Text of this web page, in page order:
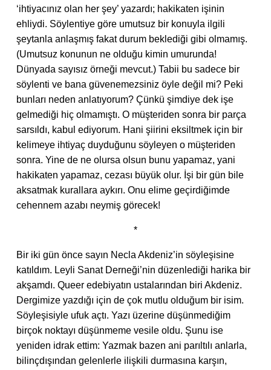
‘ihtiyacınız olan her şey’ yazardı; hakikaten işinin
ehliydi. Söylentiye göre umutsuz bir konuyla ilgili
şeytanla anlaşmış fakat durum beklediği gibi olmamış.
(Umutsuz konunun ne olduğu kimin umurunda!
Dünyada sayısız örneği mevcut.) Tabii bu sadece bir
söylenti ve bana güvenemezsiniz öyle değil mi? Peki
bunları neden anlatıyorum? Çünkü şimdiye dek işe
gelmediği hiç olmamıştı. O müşteriden sonra bir parça
sarsıldı, kabul ediyorum. Hani şiirini eksiltmek için bir
kelimeye ihtiyaç duyduğunu söyleyen o müşteriden
sonra. Yine de ne olursa olsun bunu yapamaz, yani
hakikaten yapamaz, cezası büyük olur. İşi bir gün bile
aksatmak kurallara aykırı. Onu elime geçirdiğimde
cehennem azabı neymiş görecek!
*
Bir iki gün önce sayın Necla Akdeniz’in söyleşisine
katıldım. Leyli Sanat Derneği’nin düzenlediği harika bir
akşamdı. Queer edebiyatın ustalarından biri Akdeniz.
Dergimize yazdığı için de çok mutlu olduğum bir isim.
Söyleşisiyle ufuk açtı. Yazı üzerine düşünmediğim
birçok noktayı düşünmeme vesile oldu. Şunu ise
yeniden idrak ettim: Yazmak bazen ani parıltılı anlarla,
bilinçdışından gelenlerle ilişkili durmasına karşın,